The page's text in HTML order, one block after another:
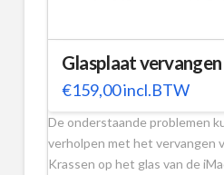
Glasplaat vervangen
€159,00incl.BTW
De onderstaande problemen
verholpen met het vervangen
Krassen op het glas van de